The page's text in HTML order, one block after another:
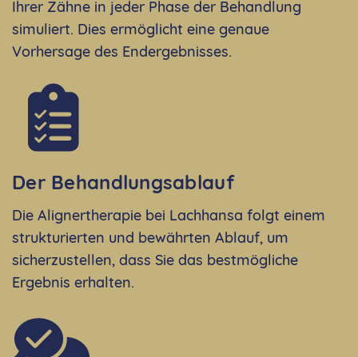
Ihrer Zähne in jeder Phase der Behandlung
simuliert. Dies ermöglicht eine genaue
Vorhersage des Endergebnisses.
Der Behandlungsablauf
Die Alignertherapie bei Lachhansa folgt einem
strukturierten und bewährten Ablauf, um
sicherzustellen, dass Sie das bestmögliche
Ergebnis erhalten.